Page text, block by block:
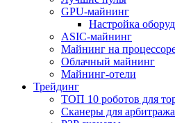
GPU-майнинг
Настройка
ASIC-майнинг
Майнинг на
Облачный майнинг
Майнинг-отели
Трейдинг
ТОП 10 роботов для
Сканеры для арбитража